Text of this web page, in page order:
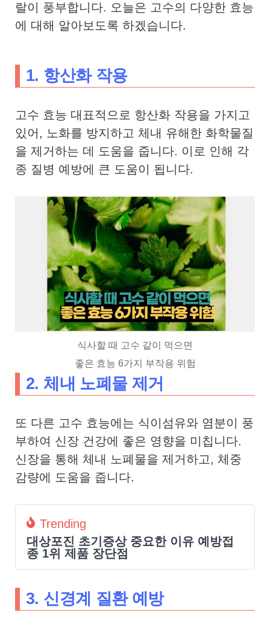
랄이 풍부합니다. 오늘은 고수의 다양한 효능
에 대해 알아보도록 하겠습니다.
1. 항산화 작용
고수 효능 대표적으로 항산화 작용을 가지고
있어, 노화를 방지하고 체내 유해한 화학물질
을 제거하는 데 도움을 줍니다. 이로 인해 각
종 질병 예방에 큰 도움이 됩니다.
식사할 때 고수 같이 먹으면
좋은 효능 6가지 부작용 위험
2. 체내 노폐물 제거
또 다른 고수 효능에는 식이섬유와 염분이 풍
부하여 신장 건강에 좋은 영향을 미칩니다.
신장을 통해 체내 노폐물을 제거하고, 체중
감량에 도움을 줍니다.
Trending
대상포진 초기증상 중요한 이유 예방접
종 1위 제품 장단점
3. 신경계 질환 예방